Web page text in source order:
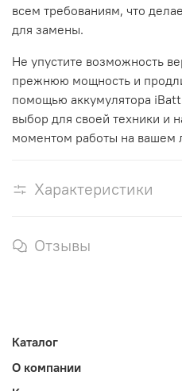
всем требованиям, что
для замены.
Не упустите возможность
прежнюю мощность и
помощью аккумулятора
выбор для своей техники и
моментом работы на вашем
Характеристики
Отзывы
Каталог
О компании